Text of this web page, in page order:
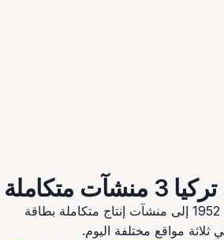
3 منشآت متكاملة
من محجر جير صغير عام 1952 إلى منشآت إنتاج متكاملة بطاقة